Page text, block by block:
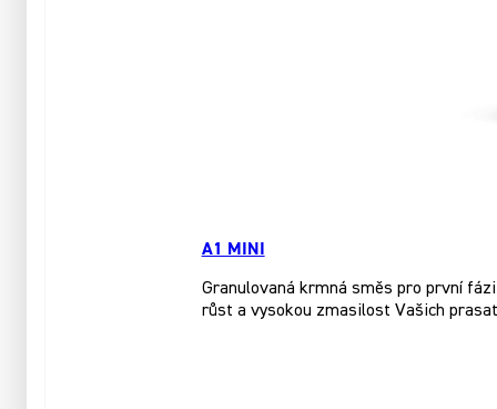
A1 MINI
Granulovaná krmná směs pro první
růst a vysokou zmasilost Vašich